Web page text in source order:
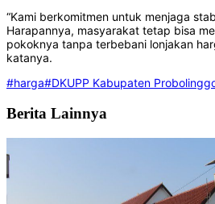
“Kami berkomitmen untuk menjaga
Harapannya, masyarakat tetap bisa
pokoknya tanpa terbebani lonjakan
katanya.
#harga#DKUPP Kabupaten
Berita Lainnya